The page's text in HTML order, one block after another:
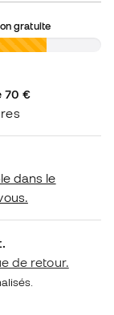
gratuite
70 €
dans le
de retour.